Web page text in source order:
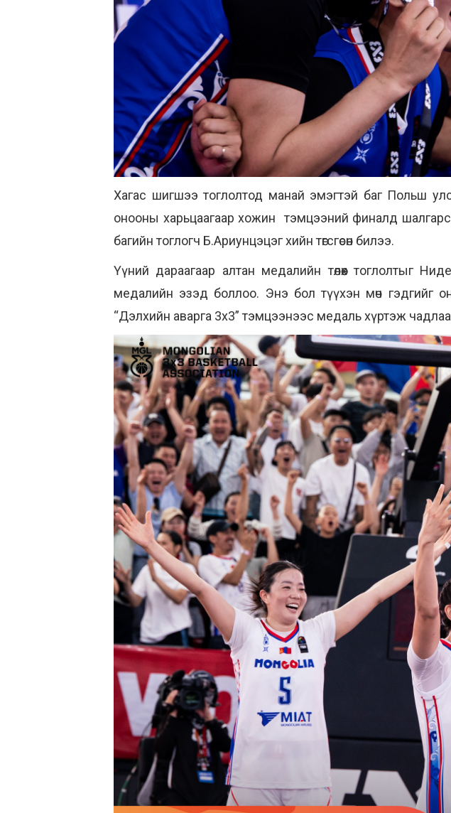
Хагас шигшээ тоглолтод манай эмэгтэй баг Польш
онооны харьцаагаар хожин тэмцээний финалд
багийн тоглогч Б.Ариунцэцэг хийн төгсгөсөн билээ.
Үүний дараагаар алтан медалийн төлөөх тоглолтыг
медалийн эзэд боллоо. Энэ бол түүхэн мөч гэдгийг
“Дэлхийн аварга 3х3” тэмцээнээс медаль хүртэж